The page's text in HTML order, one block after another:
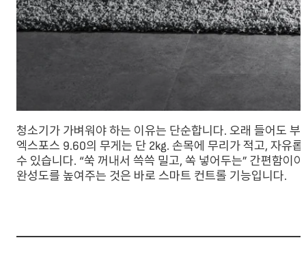
청소기가 가벼워야 하는 이유는 단순합니다. 오래 들어도
엑스포스 9.60의 무게는 단 2kg. 손목에 무리가 적고, 자유
수 있습니다. “쑥 꺼내서 쓱쓱 밀고, 쏙 넣어두는” 간편함이
완성도를 높여주는 것은 바로 스마트 컨트롤 기능입니다.